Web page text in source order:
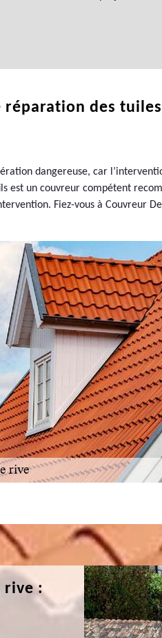
réparation des
dangereuse, car
est un couvreur compétent
Fiez-vous à Couvreur
rive :